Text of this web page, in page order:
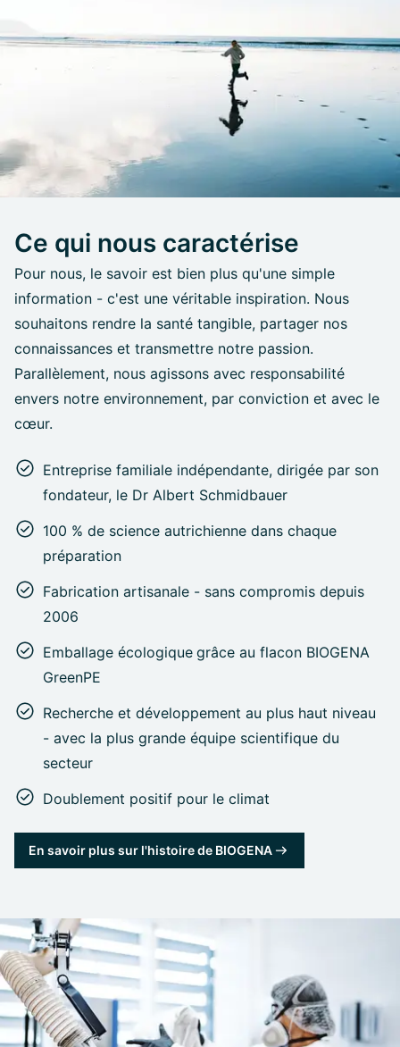
Ce qui nous caractérise
Pour nous, le savoir est bien plus qu'une simple
information - c'est une véritable inspiration. Nous
souhaitons rendre la santé tangible, partager nos
connaissances et transmettre notre passion.
Parallèlement, nous agissons avec responsabilité
envers notre environnement, par conviction et avec le
cœur.
Entreprise familiale indépendante, dirigée par son
fondateur, le Dr Albert Schmidbauer
100 % de science autrichienne dans chaque
préparation
Fabrication artisanale - sans compromis depuis
2006
Emballage écologique grâce au flacon BIOGENA
GreenPE
Recherche et développement au plus haut niveau
- avec la plus grande équipe scientifique du
secteur
Doublement positif pour le climat
En savoir plus sur l'histoire de BIOGENA